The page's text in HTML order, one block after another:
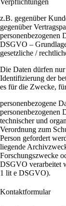
Verpflichtungen
z.B. gegenüber
gegenüber
personenbezogenen
DSGVO –
gesetzliche /
Die Daten dürfen
Identifizierung der
es für die Zwecke,
personenbezogene
personenbezogenen
technischer und
Verordnung zum
Person gefordert
liegende
Forschungszwecke
DSGVO verarbeitet
1 lit e DSGVO).
Kontaktformular